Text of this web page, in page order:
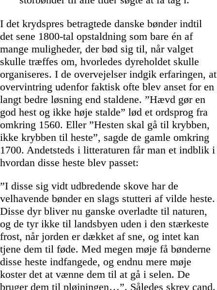
I det krydspres betragtede danske bønder indtil
det sene 1800-tal opstaldning som bare én af
mange muligheder, der bød sig til, når valget
skulle træffes om, hvorledes dyreholdet skulle
organiseres. I de overvejelser indgik erfaringen, at
overvintring udenfor faktisk ofte blev anset for en
langt bedre løsning end staldene. ”Hævd gør en
god hest og ikke høje stalde” lød et ordsprog fra
omkring 1560. Eller ”Hesten skal gå til krybben,
ikke krybben til heste”, sagde de gamle omkring
1700. Andetsteds i litteraturen får man et indblik i
hvordan disse heste blev passet:
”I disse sig vidt udbredende skove har de
velhavende bønder en slags stutteri af vilde heste.
Disse dyr bliver nu ganske overladte til naturen,
og de tyr ikke til landsbyen uden i den stærkeste
frost, når jorden er dækket af sne, og intet kan
tjene dem til føde. Med megen møje få bønderne
disse heste indfangede, og endnu mere møje
koster det at vænne dem til at gå i selen. De
bruger dem til pløjningen…”. Således skrev cand.